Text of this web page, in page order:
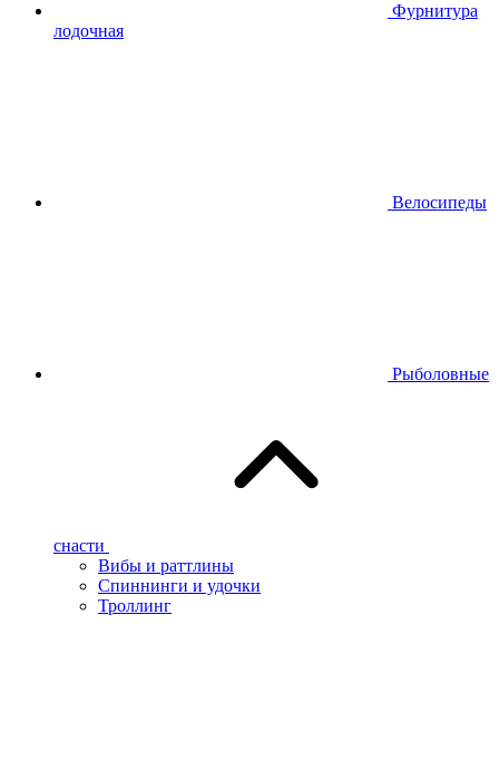
Фурнитура
лодочная
Велосипеды
Рыболовные
снасти
Вибы и раттлины
Спиннинги и удочки
Троллинг